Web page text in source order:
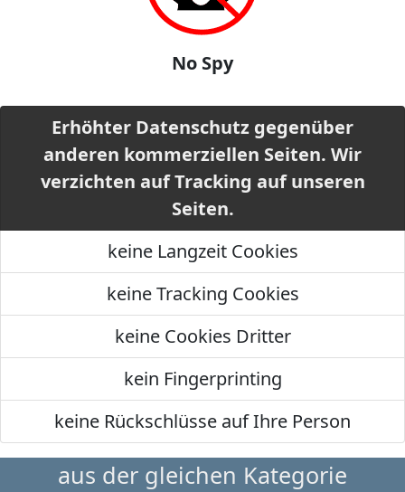
No Spy
Erhöhter Datenschutz gegenüber
anderen kommerziellen Seiten. Wir
verzichten auf Tracking auf unseren
Seiten.
keine Langzeit Cookies
keine Tracking Cookies
keine Cookies Dritter
kein Fingerprinting
keine Rückschlüsse auf Ihre Person
aus der gleichen Kategorie